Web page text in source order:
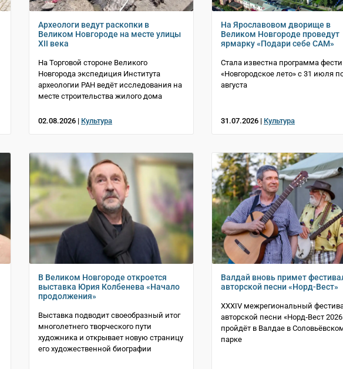
Археологи ведут раскопки в
Великом Новгороде на месте улицы
XII века
На Торговой стороне Великого
Новгорода экспедиция Института
археологии РАН ведёт исследования на
месте строительства жилого дома
02.08.2026 | Культура
На Ярославовом дворище в
Великом Новгороде проведут
ярмарку «Подари себе САМ»
Стала известна программа
«Новгородское лето» с 31 июля
августа
31.07.2026 | Культура
В Великом Новгороде откроется
выставка Юрия Колбенева «Начало
продолжения»
Выставка подводит своеобразный итог
многолетнего творческого пути
художника и открывает новую страницу
его художественной биографии
Валдай вновь примет
авторской песни «Норд-Вест»
XXXIV межрегиональный
авторской песни «Норд‑Вест
пройдёт в Валдае в
парке